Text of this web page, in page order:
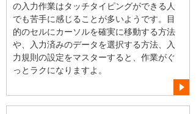
の入力作業はタッチタイピングができる人
でも苦手に感じることが多いようです。目
的のセルにカーソルを確実に移動する方法
や、入力済みのデータを選択する方法、入
力規則の設定をマスターすると、作業がぐ
っとラクになりますよ。